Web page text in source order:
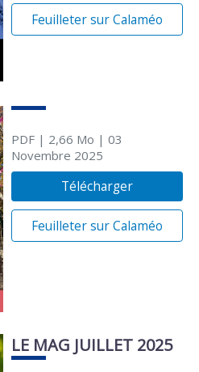
Feuilleter sur Calaméo
PDF| 2,66 Mo | 03
Novembre 2025
Télécharger
Feuilleter sur Calaméo
LE MAG JUILLET 2025